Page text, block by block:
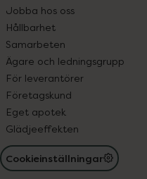
Jobba hos oss
Hållbarhet
Samarbeten
Ägare och ledningsgrupp
För leverantörer
Företagskund
Eget apotek
Glädjeeffekten
Cookieinställningar